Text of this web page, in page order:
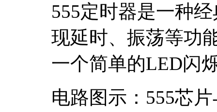
555定时器是一种
现延时、振荡等功
一个简单的LED闪
电路图示：555芯